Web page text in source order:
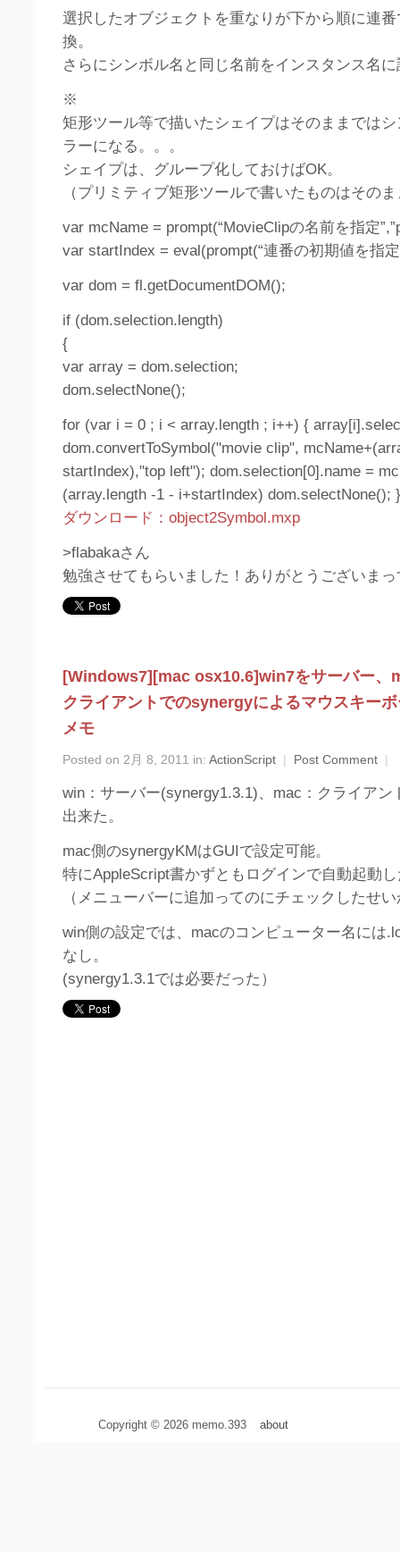
選択したオブジェクトを重なりが下から順に連
換。
さらにシンボル名と同じ名前をインスタンス名
※
矩形ツール等で描いたシェイプはそのままでは
ラーになる。。。
シェイプは、グループ化しておけばOK。
（プリミティブ矩形ツールで書いたものはその
var mcName = prompt(“MovieClipの名前を指定
var startIndex = eval(prompt(“連番の初期値を指
var dom = fl.getDocumentDOM();
if (dom.selection.length)
{
var array = dom.selection;
dom.selectNone();
for (var i = 0 ; i < array.length ; i++) {
dom.convertToSymbol("movie clip",
startIndex),"top left"); dom.selection[0].name =
(array.length -1 - i+startIndex) dom.selectNone();
ダウンロード：object2Symbol.mxp
>flabakaさん
勉強させてもらいました！ありがとうございま
[Windows7][mac osx10.6]win7をサーバー、
クライアントでのsynergyによるマウスキー
メモ
Posted on 2月 8, 2011 in: ActionScript | Post Comment |
win：サーバー(synergy1.3.1)、mac：クライアン
出来た。
mac側のsynergyKMはGUIで設定可能。
特にAppleScript書かずともログインで自動起動
（メニューバーに追加ってのにチェックしたせ
win側の設定では、macのコンピューター名には
なし。
(synergy1.3.1では必要だった）
Copyright © 2026 memo.393 about